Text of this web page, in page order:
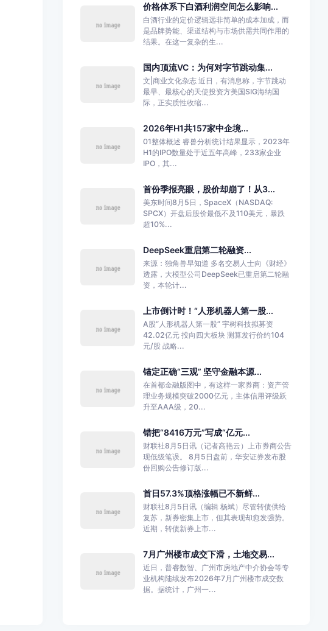
价格体系下白酒利润空间怎么影响...
白酒行业的定价逻辑远非简单的成本加成，而
是品牌势能、渠道结构与市场供需共同作用的
结果。在这一复杂的生...
国内顶流VC：为何对字节跳动集...
文|商业文化杂志 近日，有消息称，字节跳动
最早、最核心的天使投资方美国SIG海纳国
际，正实质性收缩...
2026年H1共157家中企境...
01整体概述 睿兽分析统计结果显示，2023年
H1的IPO数量处于近五年高峰，233家企业
IPO，其...
首份季报亮眼，股价却崩了！从3...
美东时间8月5日，SpaceX（NASDAQ:
SPCX）开盘后股价最低不及110美元，暴跌
超10%...
DeepSeek重启第二轮融资...
来源：独角兽早知道 多名交易人士向《财经》
透露，大模型公司DeepSeek已重启第二轮融
资，本轮计...
上市倒计时！“人形机器人第一股...
A股“人形机器人第一股” 宇树科技拟募资
42.02亿元 投向四大板块 测算发行价约104
元/股 战略...
锚定正确“三观” 坚守金融本源...
在首都金融版图中，有这样一家券商：资产管
理业务规模突破2000亿元，主体信用评级跃
升至AAA级，20...
错把“8416万元”写成“亿元...
财联社8月5日讯（记者高艳云）上市券商公告
现低级笔误。 8月5日盘前，华安证券发布股
份回购公告修订版...
首日57.3%顶格涨幅已不新鲜...
财联社8月5日讯（编辑 杨斌）尽管转债供给
复苏，新券密集上市，但其表现却愈发强势。
近期，转债新券上市...
7月广州楼市成交下滑，土地交易...
近日，普睿数智、广州市房地产中介协会等专
业机构陆续发布2026年7月广州楼市成交数
据。据统计，广州一...